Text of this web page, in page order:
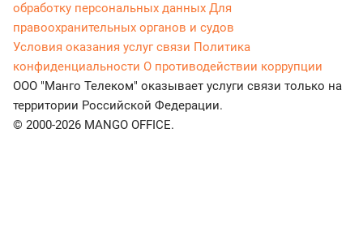
обработку персональных данных Для
правоохранительных органов и судов
Условия оказания услуг связи Политика
конфиденциальности О противодействии коррупции
ООО "Манго Телеком" оказывает услуги связи только на
территории Российской Федерации.
© 2000-2026 MANGO OFFICE.